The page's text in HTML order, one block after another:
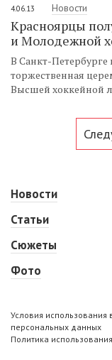
4.06.13 Новости
Красноярцы
и Молодежной
В Санкт-
торжественная
Высшей хоккейной
Новости
Статьи
Сюжеты
Фото
Условия использования
персональных данных
Политика